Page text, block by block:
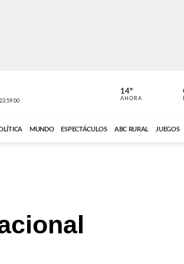
23:59:00
MÚSICA
ABC CARDINAL
14º
AHORA
MUNDO ESPECTÁCULOS ABC RURAL JUEGOS